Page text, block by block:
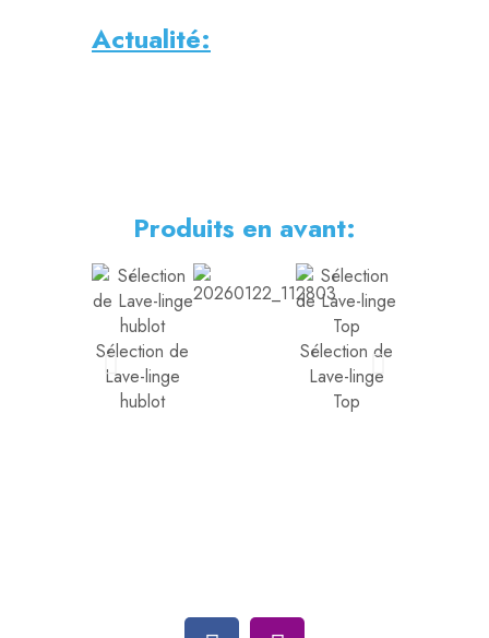
Actualité:
Produits en avant:
Sélection de
Lave-linge
hublot
Sélection de
Lave-linge
Top